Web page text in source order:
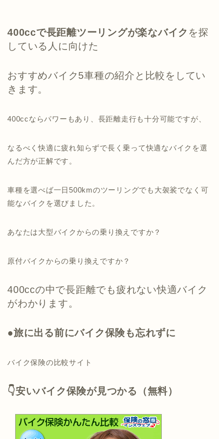
400ccで長距離ツーリングが楽なバイク を探
している人に向けた
おすすめバイク5車種の紹介と比較をしてい
きます。
400ccならパワーもあり、長距離走行も十分可能ですが、
なるべく快適に疲れ知らずで長く乗って快適なバイクを選
んだ方が正解です。
車種を選べば一日500kmのツーリングでも大袈裟でなく可
能なバイクを選びました。
あなたは大型バイクからの乗り換えですか？
原付バイクからの乗り換えですか？
400ccの中で長距離でも疲れない快適バイク
がわかります。
●旅に出る前にバイク保険も忘れずに
バイク保険の比較サイト
👇安いバイク保険が見つかる（無料）